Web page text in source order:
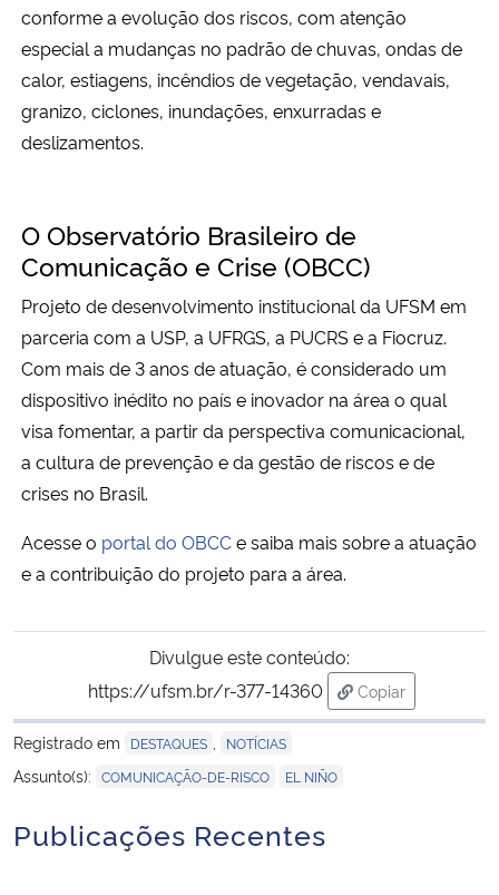
conforme a evolução dos riscos, com atenção
especial a mudanças no padrão de chuvas, ondas de
calor, estiagens, incêndios de vegetação, vendavais,
granizo, ciclones, inundações, enxurradas e
deslizamentos.
O Observatório Brasileiro de
Comunicação e Crise (OBCC)
Projeto de desenvolvimento institucional da UFSM em
parceria com a USP, a UFRGS, a PUCRS e a Fiocruz.
Com mais de 3 anos de atuação, é considerado um
dispositivo inédito no país e inovador na área o qual
visa fomentar, a partir da perspectiva comunicacional,
a cultura de prevenção e da gestão de riscos e de
crises no Brasil.
Acesse o portal do OBCCe saiba mais sobre a atuação
e a contribuição do projeto para a área.
Divulgue este conteúdo:
https://ufsm.br/r-377-14360
Copiar
para área de
Registrado em
DESTAQUES NOTÍCIAS
Assunto(s): COMUNICAÇÃO-DE-RISCO EL NIÑO
Publicações Recentes